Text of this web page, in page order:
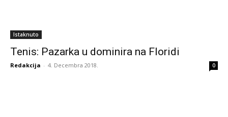
Istaknuto
Tenis: Pazarka u dominira na Floridi
Redakcija - 4. Decembra 2018. 0